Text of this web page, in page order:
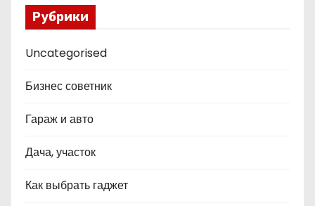
Рубрики
Uncategorised
Бизнес советник
Гараж и авто
Дача, участок
Как выбрать гаджет